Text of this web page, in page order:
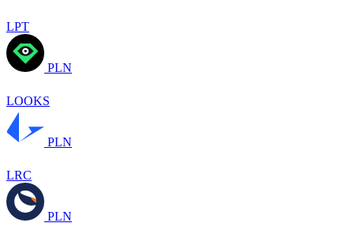
LPT
PLN
LOOKS
PLN
LRC
PLN